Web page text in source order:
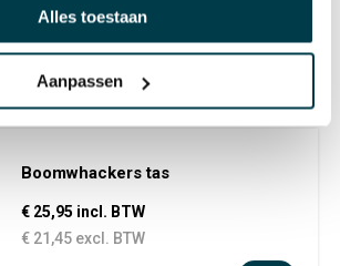
Alles toestaan
Aanpassen
€ 26,03 excl. BTW
Boomwhackers tas
€ 25,95 incl. BTW
€ 21,45 excl. BTW